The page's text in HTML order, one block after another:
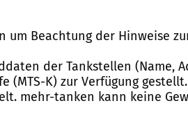
um Beachtung der Hinweise
der Tankstellen (Name,
(MTS-K) zur Verfügung
mehr-tanken kann keine